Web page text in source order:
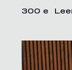
300 e